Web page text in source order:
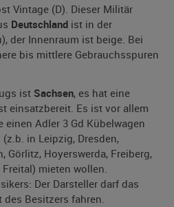
Vintage (D). Dieser Militär
Deutschland ist in der
der Innenraum ist beige. Bei
bis mittlere Gebrauchsspuren
ist Sachsen, es hat eine
einsatzbereit. Es ist vor allem
einen Adler 3 Gd Kübelwagen
in Leipzig, Dresden,
Görlitz, Hoyerswerda, Freiberg,
mieten wollen.
Der Darsteller darf das
des Besitzers fahren.